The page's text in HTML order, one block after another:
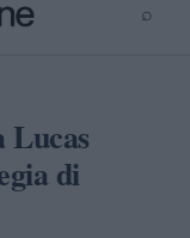
⌕
Lucas
di